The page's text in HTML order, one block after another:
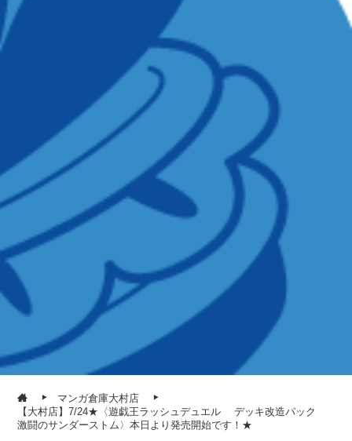
マンガ倉庫大村店
【大村店】7/24★〈遊戯王ラッシュデュエル デッキ改造パック
激闘のサンダーストム〉本日より発売開始です！★